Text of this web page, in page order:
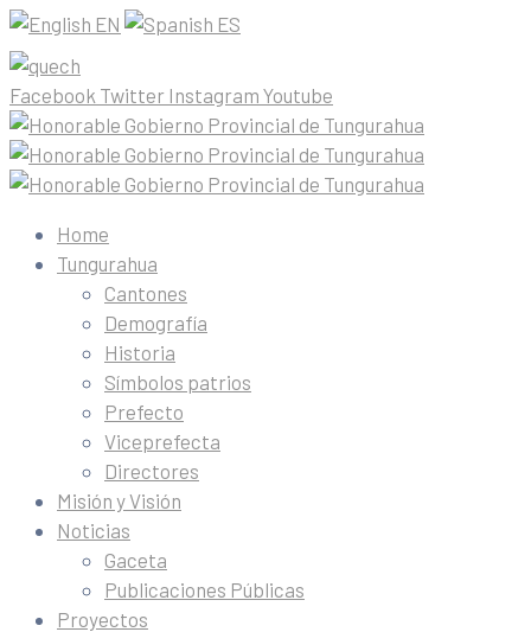
EN ES
Facebook Twitter Instagram Youtube
Home
Tungurahua
Cantones
Demografía
Historia
Símbolos patrios
Prefecto
Viceprefecta
Directores
Misión y Visión
Noticias
Gaceta
Publicaciones Públicas
Proyectos